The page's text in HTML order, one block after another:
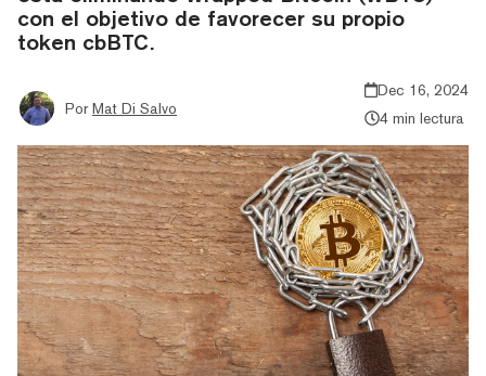
con el objetivo de favorecer su propio
token cbBTC.
Por Mat Di Salvo
Dec 16, 2024
4 min lectura